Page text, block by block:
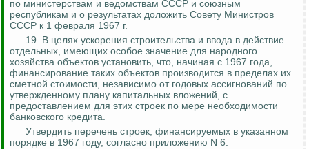
по министерствам и ведомствам СССР и союзным
республикам и о результатах доложить Совету Министров
СССР к 1 февраля 1967 г.
19. В целях ускорения строительства и ввода в действие
отдельных, имеющих особое значение для народного
хозяйства объектов установить, что, начиная с 1967 года,
финансирование таких объектов производится в пределах их
сметной стоимости, независимо от годовых ассигнований по
утвержденному плану капитальных вложений, с
предоставлением для этих строек по мере необходимости
банковского кредита.
Утвердить перечень строек, финансируемых в указанном
порядке в 1967 году, согласно приложению N 6.